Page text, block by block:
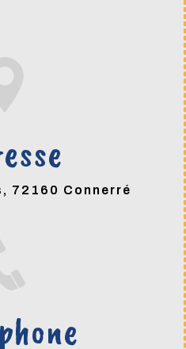
72160 Connerré